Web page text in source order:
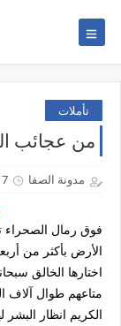
تأملات
من عجائب
مدونة الصفا 17
فوق رمال الصحراء
الأرض بأكثر من
اختارها الخالق
متاعهم طوال آلاف
الكريم انظار